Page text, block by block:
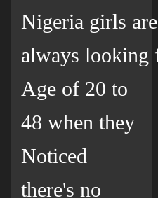
Nigeria girls are
always looking
Age of 20 to
48 when they
Noticed
there's no